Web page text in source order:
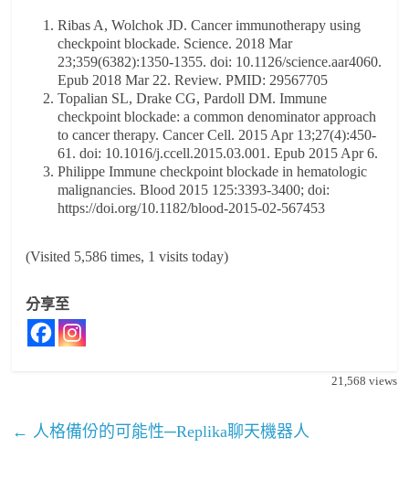
Ribas A, Wolchok JD. Cancer immunotherapy using
checkpoint blockade. Science. 2018 Mar
23;359(6382):1350-1355. doi: 10.1126/science.aar4060.
Epub 2018 Mar 22. Review. PMID: 29567705
Topalian SL, Drake CG, Pardoll DM. Immune
checkpoint blockade: a common denominator approach
to cancer therapy. Cancer Cell. 2015 Apr 13;27(4):450-
61. doi: 10.1016/j.ccell.2015.03.001. Epub 2015 Apr 6.
Philippe Immune checkpoint blockade in hematologic
malignancies. Blood 2015 125:3393-3400; doi:
https://doi.org/10.1182/blood-2015-02-567453
(Visited 5,586 times, 1 visits today)
分享至
21,568 views
← 人格備份的可能性─Replika聊天機器人